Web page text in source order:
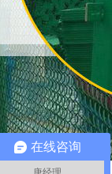
在线咨询